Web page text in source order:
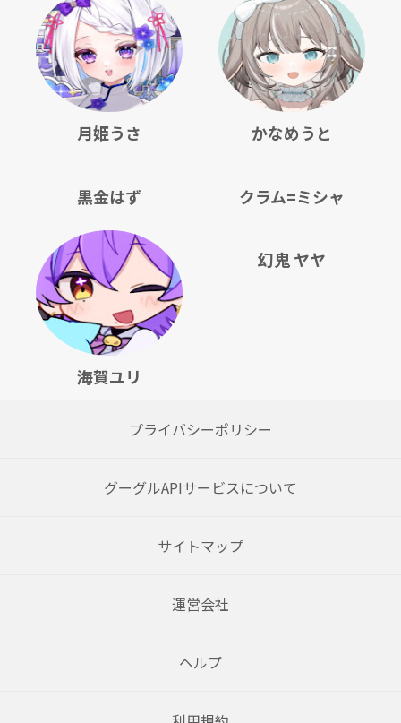
月姫うさ かなめうと
黒金はず クラム=ミシャ
海賀ユリ
幻鬼 ヤヤ
プライバシーポリシー
グーグルAPIサービスについて
サイトマップ
運営会社
ヘルプ